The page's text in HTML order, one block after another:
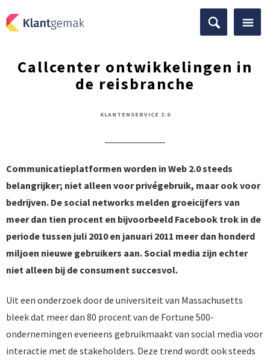
Callcenter ontwikkelingen in
de reisbranche
KLANTENSERVICE 2.0
Communicatieplatformen worden in Web 2.0 steeds
belangrijker; niet alleen voor privégebruik, maar ook voor
bedrijven. De social networks melden groeicijfers van
meer dan tien procent en bijvoorbeeld Facebook trok in de
periode tussen juli 2010 en januari 2011 meer dan honderd
miljoen nieuwe gebruikers aan. Social media zijn echter
niet alleen bij de consument succesvol.
Uit een onderzoek door de universiteit van Massachusetts
bleek dat meer dan 80 procent van de Fortune 500-
ondernemingen eveneens gebruikmaakt van social media voor
interactie met de stakeholders. Deze trend wordt ook steeds